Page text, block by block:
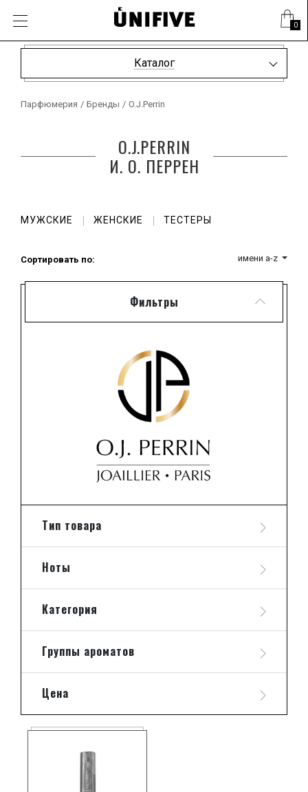
0
Каталог
Парфюмерия / Бренды / O.J.Perrin
O.J.PERRIN
И. О. ПЕРРЕН
МУЖСКИЕ ЖЕНСКИЕ ТЕСТЕРЫ
Фильтры
Тип товара
Ноты
Категория
Группы ароматов
Цена
Сортировать по: имени a-z